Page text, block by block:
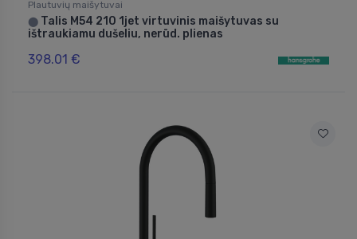
Plautuvių maišytuvai
⬤ Talis M54 210 1jet virtuvinis maišytuvas su
ištraukiamu dušeliu, nerūd. plienas
398.01 €